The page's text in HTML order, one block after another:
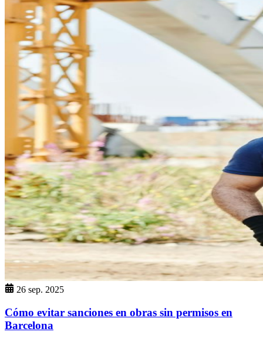
26 sep. 2025
Cómo evitar sanciones en obras sin permisos en
Barcelona